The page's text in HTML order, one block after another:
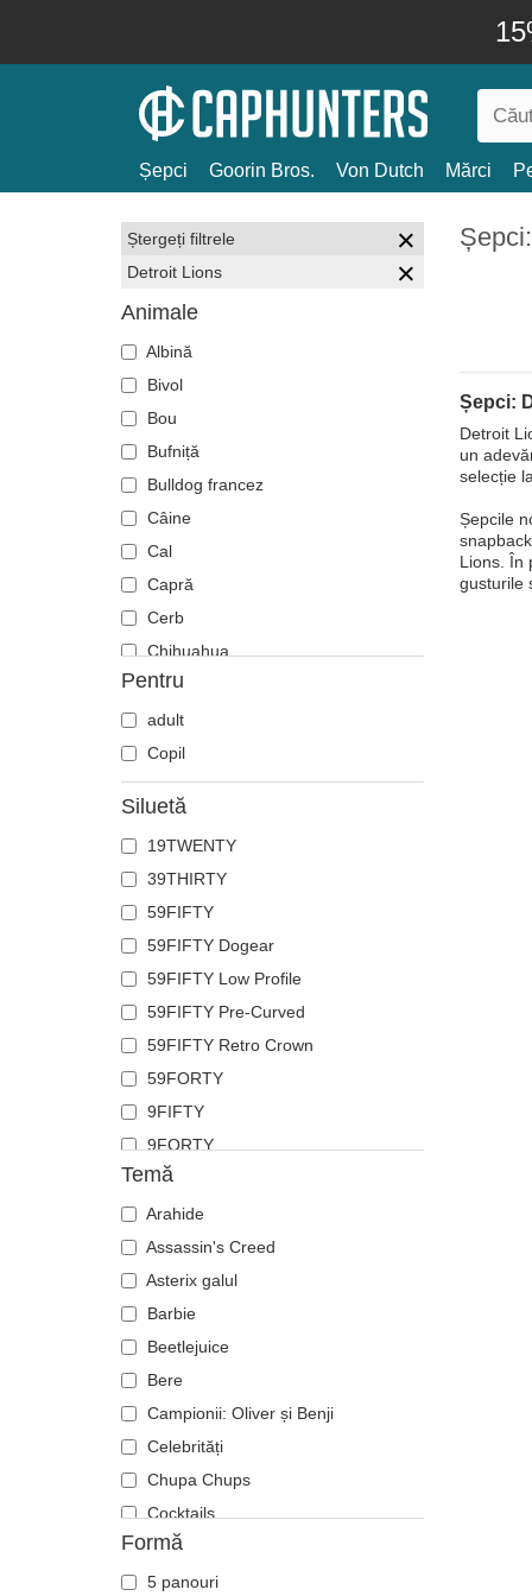
Șepci Goorin Bros. Von Dutch Mărci
Ștergeți filtrele
Detroit Lions
Animale
Albină
Bivol
Bou
Bufniță
Bulldog francez
Câine
Cal
Capră
Cerb
Chihuahua
Ciobănesc german
Cocoș
Coiot
Corb
Crab
Craniu
Crocodil
Delfin
Doberman
Dragon
Fenix
Flamingo
Fluture
Focă
Furnică
Ghepard
Hipopotam
Labrador retriever
Langustă
Leoaică
Leu
Libelulă
Licurici
Lup
Oaie
Panteră
Pegas
Pescăruș
Pentru
adult
Copil
Siluetă
19TWENTY
39THIRTY
59FIFTY
59FIFTY Dogear
59FIFTY Low Profile
59FIFTY Pre-Curved
59FIFTY Retro Crown
59FORTY
9FIFTY
9FORTY
9FORTY APEX
9FORTY M-Crown
9SEVENTY
9TWENTY
A Frame
Casual Classic
E Frame
Open Back
Runner
The 90s
The Ball
The Retro
The Snap
Temă
Arahide
Assassin's Creed
Asterix galul
Barbie
Beetlejuice
Bere
Campionii: Oliver și Benji
Celebrități
Chupa Chups
Cocktails
DC Comics
Disney
Formă
5 panouri
Șepci:
Detroit
un
selecție
Șepcile
Lions. În
gusturile